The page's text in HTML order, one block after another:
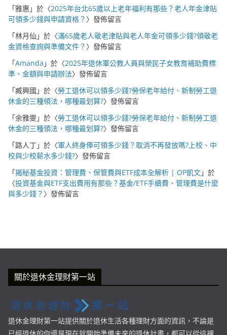
「雅惠 」於〈2025年台北65歲以上老年福利有那些？老人年金津貼
可領多少錢與申請資格？ 〉發佈留言
「林月仙 」於〈滿65歲老人敬老津貼與老人年金可領多少錢?領敬老
金資格查詢與準備文件？ 〉發佈留言
「Amanda 」於〈2025年退休軍公教人員與榮民子女教育補助費標
準、金額與申請辦法〉發佈留言
「臧興國 」於〈勞工退休可以領多少錢?勞保老年給付、新制勞工退
休金的三種領法，哪種最划算?〉發佈留言
「余雅雯」於〈勞工退休可以領多少錢?勞保老年給付、新制勞工退
休金的三種領法，哪種最划算?〉發佈留言
「路人丁」於〈軍人終身俸可領多少錢？取消不再發放嗎?上校、中
校與少校薪水多少錢?〉發佈留言
「揭秘基金投資：管理費、保管費與ETF成本全解析 | OP凱文」於
〈投資基金與ETF支出費用有那些？基金/ETF手續費、管理費是什麼
與多少錢？ 〉發佈留言
關於退休金理財第一站
退休金理財第一站提供關於退休生活各種理財方面的資訊，不論是